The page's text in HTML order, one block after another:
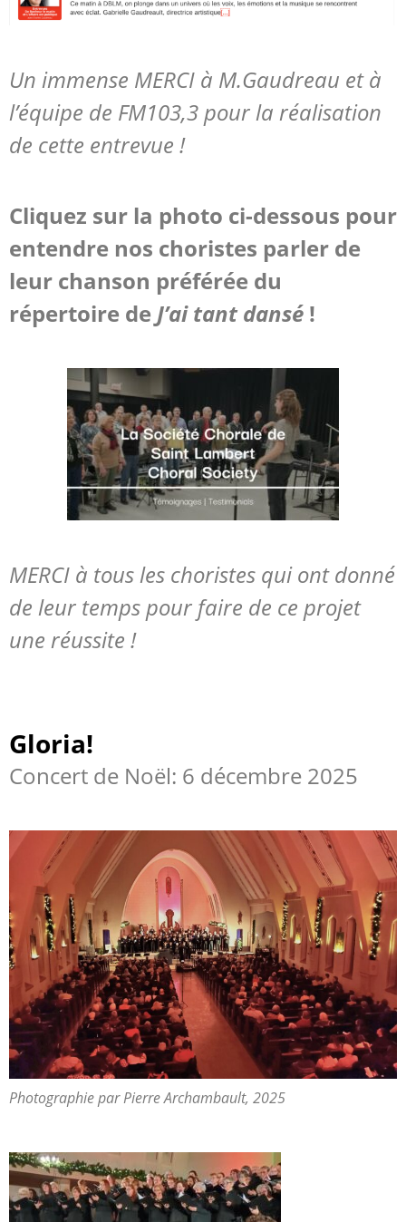
Un immense MERCI à M.Gaudreau et à
l’équipe de FM103,3 pour la réalisation
de cette entrevue !
Cliquez sur la photo ci-dessous pour
entendre nos choristes parler de
leur chanson préférée du
répertoire de J’ai tant dansé !
MERCI à tous les choristes qui ont donné
de leur temps pour faire de ce projet
une réussite !
Gloria!
Concert de Noël: 6 décembre 2025
Photographie par Pierre Archambault, 2025